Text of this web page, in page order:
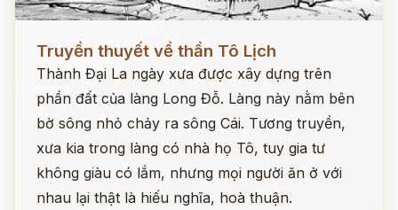
Đọc ngay
Truyền thuyết về thần Tô Lịch
Thành Đại La ngày xưa được xây dựng trên
phần đất của làng Long Đỗ. Làng này nằm bên
bờ sông nhỏ chảy ra sông Cái. Tương truyền,
xưa kia trong làng có nhà họ Tô, tuy gia tư
không giàu có lắm, nhưng mọi người ăn ở với
nhau lại thật là hiếu nghĩa, hoà thuận.